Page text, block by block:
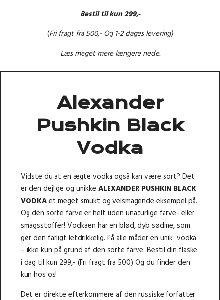
Bestil til kun 299,-
(Fri fragt fra 500,- Og 1-2 dages levering)
Læs meget mere længere nede.
Alexander
Pushkin Black
Vodka
Vidste du at en ægte vodka også kan være sort? Det
er den dejlige og unikke ALEXANDER PUSHKIN BLACK
VODKAet meget smukt og velsmagende eksempel på.
Og den sorte farve er helt uden unaturlige farve- eller
smagsstoffer! Vodkaen har en blød, dyb sødme, som
gør den farligt letdrikkelig. På alle måder en unik vodka
– ikke kun på grund af den sorte farve. Bestil din flaske
i dag til kun 299,- (Fri fragt fra 500) Og du finder den
kun hos os!
Det er direkte efterkommere af den russiske forfatter